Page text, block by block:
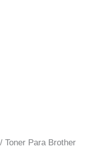
/ Toner Para Brother